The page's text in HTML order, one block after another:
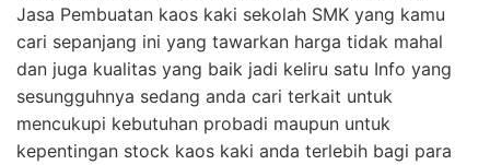
Jasa Pembuatan kaos kaki sekolah SMK yang kamu
cari sepanjang ini yang tawarkan harga tidak mahal
dan juga kualitas yang baik jadi keliru satu Info yang
sesungguhnya sedang anda cari terkait untuk
mencukupi kebutuhan probadi maupun untuk
kepentingan stock kaos kaki anda terlebih bagi para